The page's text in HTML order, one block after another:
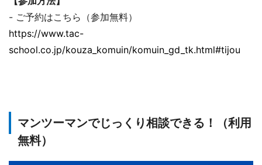
- ご予約はこちら（参加無料）
https://www.tac-
school.co.jp/kouza_komuin/komuin_gd_tk.html#tijou
マンツーマンでじっくり相談できる！（利用
無料）